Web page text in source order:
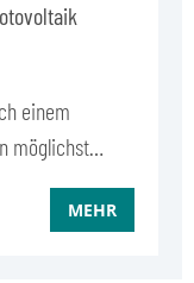
einem
möglichst…
MEHR